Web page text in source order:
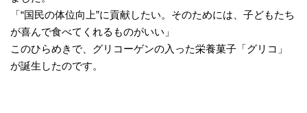
「“国民の体位向上”に貢献したい。そのためには、子どもたち
が喜んで食べてくれるものがいい」
このひらめきで、グリコーゲンの入った栄養菓子「グリコ」
が誕生したのです。